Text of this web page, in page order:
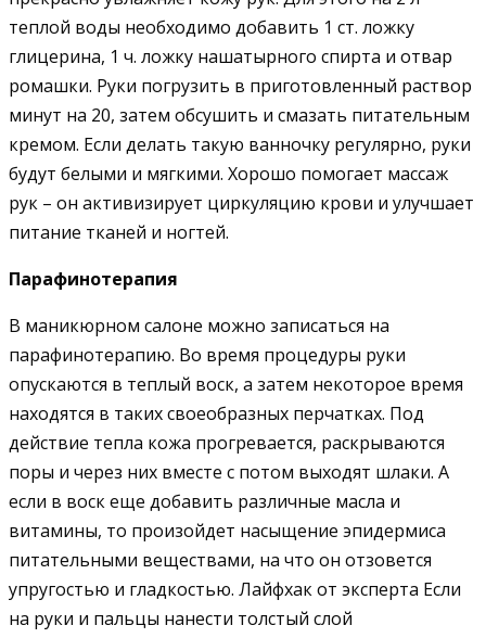
теплой воды необходимо добавить 1 ст. ложку
глицерина, 1 ч. ложку нашатырного спирта и отвар
ромашки. Руки погрузить в приготовленный раствор
минут на 20, затем обсушить и смазать питательным
кремом. Если делать такую ванночку регулярно, руки
будут белыми и мягкими. Хорошо помогает массаж
рук – он активизирует циркуляцию крови и улучшает
питание тканей и ногтей.
Парафинотерапия
В маникюрном салоне можно записаться на
парафинотерапию. Во время процедуры руки
опускаются в теплый воск, а затем некоторое время
находятся в таких своеобразных перчатках. Под
действие тепла кожа прогревается, раскрываются
поры и через них вместе с потом выходят шлаки. А
если в воск еще добавить различные масла и
витамины, то произойдет насыщение эпидермиса
питательными веществами, на что он отзовется
упругостью и гладкостью. Лайфхак от эксперта Если
на руки и пальцы нанести толстый слой